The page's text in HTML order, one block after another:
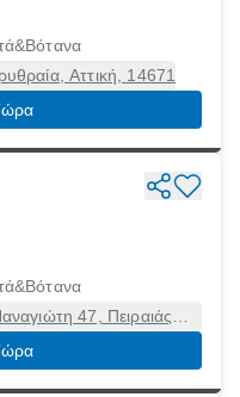
Αττική, 14671
47, Πειραιάς
18545